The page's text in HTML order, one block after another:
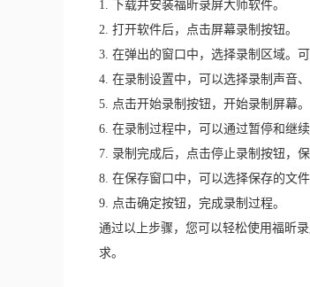
1. 下载并安装福昕录屏大师软件。
2. 打开软件后，点击屏幕录制按钮。
3. 在弹出的窗口中，选择录制区域。
4. 在录制设置中，可以选择录制声音
5. 点击开始录制按钮，开始录制屏幕。
6. 在录制过程中，可以通过暂停和继
7. 录制完成后，点击停止录制按钮，
8. 在保存窗口中，可以选择保存的文
9. 点击确定按钮，完成录制过程。
通过以上步骤，您可以轻松使用福昕
求。